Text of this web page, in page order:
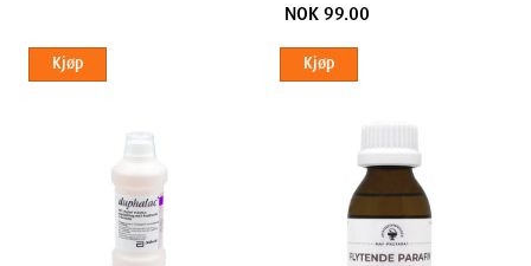
Kjøp
NOK 99.00
Kjøp